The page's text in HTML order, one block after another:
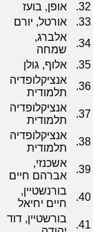
32.
אופן, בועז
33.
אורטל, יורם
34.
אלברג,
שמחה
35.
אלוף, גולן
36.
אנציקלופדיה
תלמודית
37.
אנציקלופדיה
תלמודית
38.
אנציקלופדיה
תלמודית
39.
אשכנזי,
אברהם חיים
40.
בורנשטיין,
חיים יחיאל
41.
בורשטיין, דוד